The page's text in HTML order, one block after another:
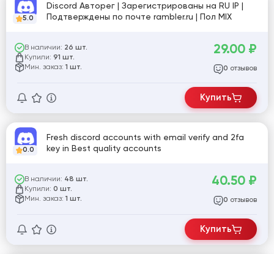
5.0
Discord Авторег | Зарегистрированы на RU IP |
Подтверждены по почте rambler.ru | Пол MIX
В наличии: 26 шт.
Купили: 91 шт.
Мин. заказ: 1 шт.
29.00 ₽
0 отзывов
Купить
0.0
Fresh discord accounts with email verify and 2fa
key in Best quality accounts
В наличии: 48 шт.
Купили: 0 шт.
Мин. заказ: 1 шт.
40.50 ₽
0 отзывов
Купить